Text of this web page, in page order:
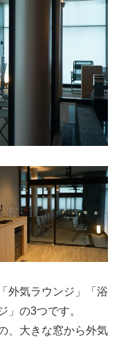
外気ラウンジ」「浴
」の3つです。
、大きな窓から外気